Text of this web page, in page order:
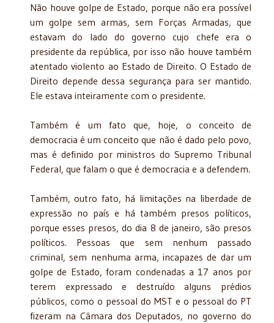
Não houve golpe de Estado, porque não era possível
um golpe sem armas, sem Forças Armadas, que
estavam do lado do governo cujo chefe era o
presidente da república, por isso não houve também
atentado violento ao Estado de Direito. O Estado de
Direito depende dessa segurança para ser mantido.
Ele estava inteiramente com o presidente.
Também é um fato que, hoje, o conceito de
democracia é um conceito que não é dado pelo povo,
mas é definido por ministros do Supremo Tribunal
Federal, que falam o que é democracia e a defendem.
Também, outro fato, há limitações na liberdade de
expressão no país e há também presos políticos,
porque esses presos, do dia 8 de janeiro, são presos
políticos. Pessoas que sem nenhum passado
criminal, sem nenhuma arma, incapazes de dar um
golpe de Estado, foram condenadas a 17 anos por
terem expressado e destruído alguns prédios
públicos, como o pessoal do MST e o pessoal do PT
fizeram na Câmara dos Deputados, no governo do